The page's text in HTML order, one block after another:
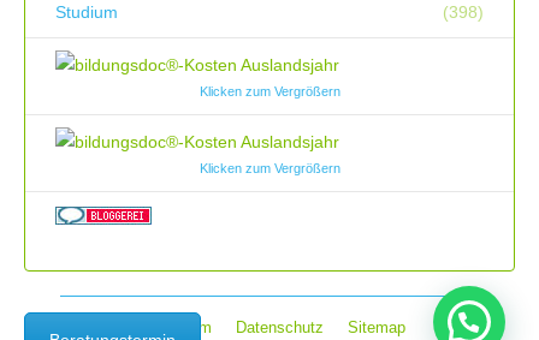
Studium
(398)
Klicken zum Vergrößern
Klicken zum Vergrößern
Impressum Datenschutz Sitemap